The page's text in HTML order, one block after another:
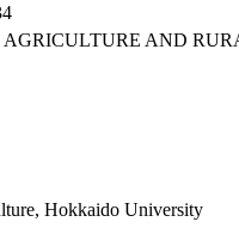
AND
Hokkaido University